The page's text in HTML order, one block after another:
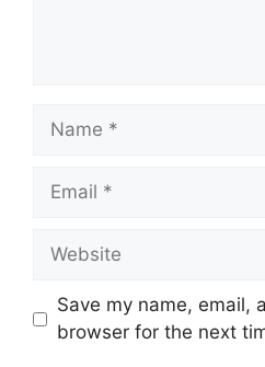
Name
Email
Website
Save my name, email,
browser for the next